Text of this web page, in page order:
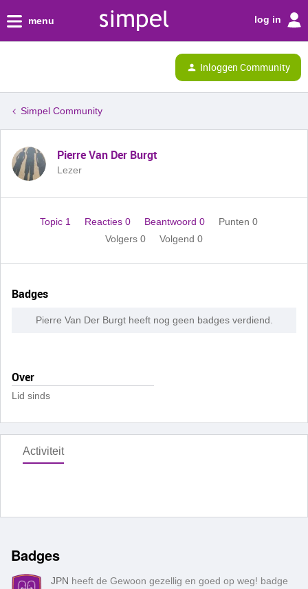
menu log in
Inloggen Community
Simpel Community
Pierre Van Der Burgt
Lezer
Topic 1 Reacties 0 Beantwoord 0
Punten 0
Volgers 0 Volgend 0
Badges
Pierre Van Der Burgt heeft nog geen badges verdiend.
Over
Lid sinds
Activiteit
Badges
JPN heeft de Gewoon gezellig en goed op weg! badge